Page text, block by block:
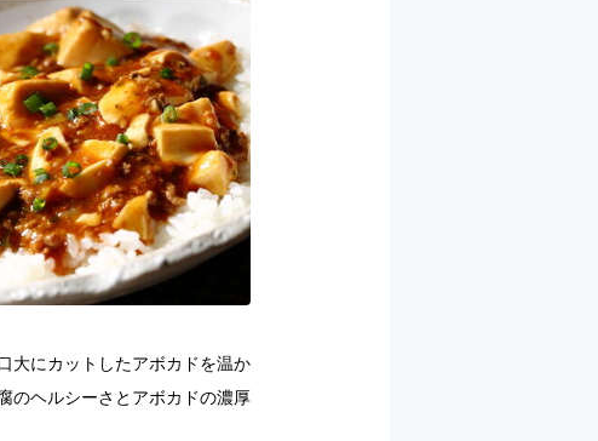
大にカットしたアボカドを温か
のヘルシーさとアボカドの濃厚